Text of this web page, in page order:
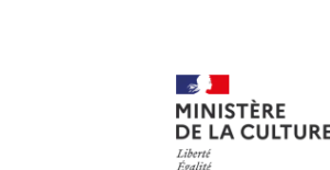
Ministère